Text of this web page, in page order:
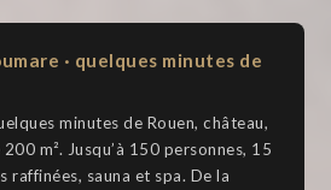
· quelques minutes de
minutes de Rouen, château,
m². Jusqu’à 150 personnes, 15
raffinées, sauna et spa. De la